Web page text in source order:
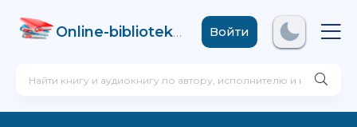
Online-biblioteka .comВойти